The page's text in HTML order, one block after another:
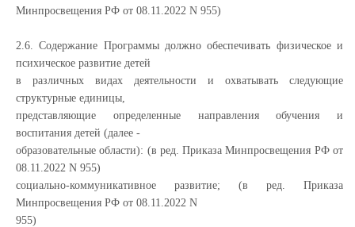
Минпросвещения РФ от 08.11.2022 N 955)
2.6. Содержание Программы должно обеспечивать физическое и
психическое развитие детей
в различных видах деятельности и охватывать следующие
структурные единицы,
представляющие определенные направления обучения и
воспитания детей (далее -
образовательные области): (в ред. Приказа Минпросвещения РФ от
08.11.2022 N 955)
социально-коммуникативное развитие; (в ред. Приказа
Минпросвещения РФ от 08.11.2022 N
955)